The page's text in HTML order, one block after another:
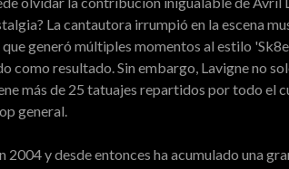
La cantautora irrumpió en la escena
generó múltiples momentos al estilo
como resultado. Sin embargo, Lavigne no
más de 25 tatuajes repartidos por todo el
general.
2004 y desde entonces ha acumulado una